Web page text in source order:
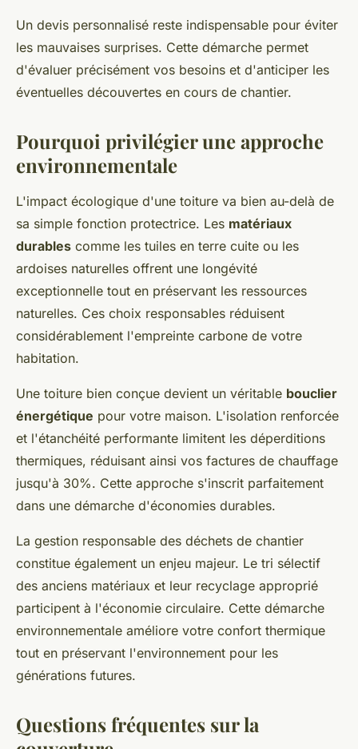
Un devis personnalisé reste indispensable pour éviter
les mauvaises surprises. Cette démarche permet
d'évaluer précisément vos besoins et d'anticiper les
éventuelles découvertes en cours de chantier.
Pourquoi privilégier une approche
environnementale
L'impact écologique d'une toiture va bien au-delà de
sa simple fonction protectrice. Les matériaux
durables comme les tuiles en terre cuite ou les
ardoises naturelles offrent une longévité
exceptionnelle tout en préservant les ressources
naturelles. Ces choix responsables réduisent
considérablement l'empreinte carbone de votre
habitation.
Une toiture bien conçue devient un véritable bouclier
énergétique pour votre maison. L'isolation renforcée
et l'étanchéité performante limitent les déperditions
thermiques, réduisant ainsi vos factures de chauffage
jusqu'à 30%. Cette approche s'inscrit parfaitement
dans une démarche d'économies durables.
La gestion responsable des déchets de chantier
constitue également un enjeu majeur. Le tri sélectif
des anciens matériaux et leur recyclage approprié
participent à l'économie circulaire. Cette démarche
environnementale améliore votre confort thermique
tout en préservant l'environnement pour les
générations futures.
Questions fréquentes sur la